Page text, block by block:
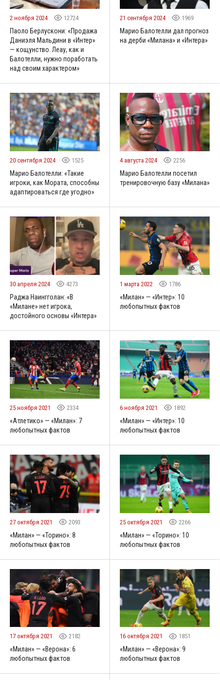
2 ноября 2024 12724
Паоло Берлускони: «Продажа
Даниэля Мальдини в «Интер»
— кощунство. Леау, как и
Балотелли, нужно поработать
над своим характером»
21 сентября 2024 1969
Марио Балотелли дал прогноз
на дерби «Милана» и «Интера»
20 сентября 2024 1525
Марио Балотелли: «Такие
игроки, как Мората, способны
адаптироваться где угодно»
4 августа 2024 2256
Марио Балотелли посетил
тренировочную базу «Милана»
30 апреля 2024 4273
Раджа Наингголан: «В
«Милане» нет игрока,
достойного основы «Интера»
1 марта 2022 1786
«Милан» — «Интер»: 10
любопытных фактов
25 ноября 2021 2334
«Атлетико» — «Милан»: 7
любопытных фактов
6 ноября 2021 1892
«Милан» — «Интер»: 10
любопытных фактов
27 октября 2021 2093
«Милан» — «Торино»: 8
любопытных фактов
25 октября 2021 2266
«Милан» — «Торино»: 10
любопытных фактов
17 октября 2021 2182
«Милан» — «Верона»: 6
любопытных фактов
16 октября 2021 1851
«Милан» — «Верона»: 9
любопытных фактов